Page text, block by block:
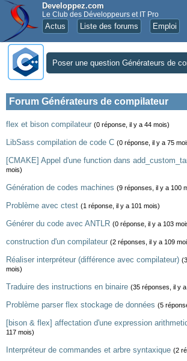
Developpez.com
Le Club des Développeurs et IT Pro
Actus Liste des forums Emploi
Poser une question Générateurs de
Forum Générateurs de compilateur
flex et bison compilateur (0 réponse, il y a 44 mois)
LibSass compilation de code C (0 réponse, il y a 75
[CMAKE] Appel d'une function dans
mois)
Génération de codes machines (9 réponses, il y a 100
Problème avec ctest (1 réponse, il y a 101 mois)
Générer du code avec ANTLR (0 réponse, il y a 103
construction d'un compilateur (2 réponses, il y a 109
Réaliser interpréteur (différence avec compilateur)
mois)
Traduire des instructions en binaire (35 réponses, il y
Problème parser flex stockage de données (5
[bison & flex] affectation d'une expression
117 mois)
Interpréteur de commandes et arbre syntaxique (2